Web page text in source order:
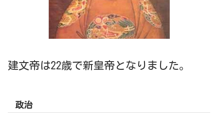
建文帝は22歳で新皇帝となりました。
政治